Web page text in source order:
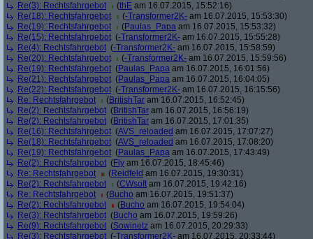
Re(3): Rechtsfahrgebot
(thE am 16.07.2015, 15:52:16)
Re(18): Rechtsfahrgebot
(-Transformer2K- am 16.07.2015, 15:53:30)
Re(19): Rechtsfahrgebot
(Paulas_Papa am 16.07.2015, 15:53:32)
Re(15): Rechtsfahrgebot (-Transformer2K- am 16.07.2015, 15:55:28)
Re(4): Rechtsfahrgebot (-Transformer2K- am 16.07.2015, 15:58:59)
Re(20): Rechtsfahrgebot
(-Transformer2K- am 16.07.2015, 15:59:56)
Re(19): Rechtsfahrgebot (Paulas_Papa am 16.07.2015, 16:01:56)
Re(21): Rechtsfahrgebot (Paulas_Papa am 16.07.2015, 16:04:05)
Re(22): Rechtsfahrgebot (-Transformer2K- am 16.07.2015, 16:15:56)
Re: Rechtsfahrgebot
(BritishTar am 16.07.2015, 16:52:45)
Re(2): Rechtsfahrgebot (BritishTar am 16.07.2015, 16:56:19)
Re(2): Rechtsfahrgebot (BritishTar am 16.07.2015, 17:01:35)
Re(16): Rechtsfahrgebot (AVS_reloaded am 16.07.2015, 17:07:27)
Re(18): Rechtsfahrgebot (AVS_reloaded am 16.07.2015, 17:08:20)
Re(19): Rechtsfahrgebot (Paulas_Papa am 16.07.2015, 17:43:49)
Re(2): Rechtsfahrgebot (Fly am 16.07.2015, 18:45:46)
Re: Rechtsfahrgebot
(Reidfeld am 16.07.2015, 19:30:31)
Re(2): Rechtsfahrgebot
(CWsoft am 16.07.2015, 19:42:16)
Re: Rechtsfahrgebot
(Bucho am 16.07.2015, 19:51:37)
Re(2): Rechtsfahrgebot
(Bucho am 16.07.2015, 19:54:04)
Re(3): Rechtsfahrgebot (Bucho am 16.07.2015, 19:59:26)
Re(9): Rechtsfahrgebot (Sowinetz am 16.07.2015, 20:29:33)
Re(3): Rechtsfahrgebot (-Transformer2K- am 16.07.2015, 20:33:44)